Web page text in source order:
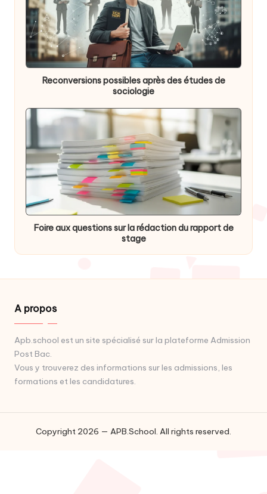
Reconversions possibles après des études de
sociologie
Foire aux questions sur la rédaction du rapport de
stage
A propos
Apb.school est un site spécialisé sur la plateforme Admission
Post Bac.
Vous y trouverez des informations sur les admissions, les
formations et les candidatures.
Copyright 2026 — APB.School. All rights reserved.